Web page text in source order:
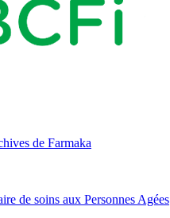
de Farmaka
de soins aux Personnes Agées